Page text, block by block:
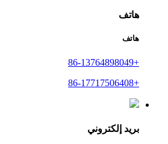
هاتف
هاتف
+86-13764898049
+86-17717506408
بريد إلكتروني